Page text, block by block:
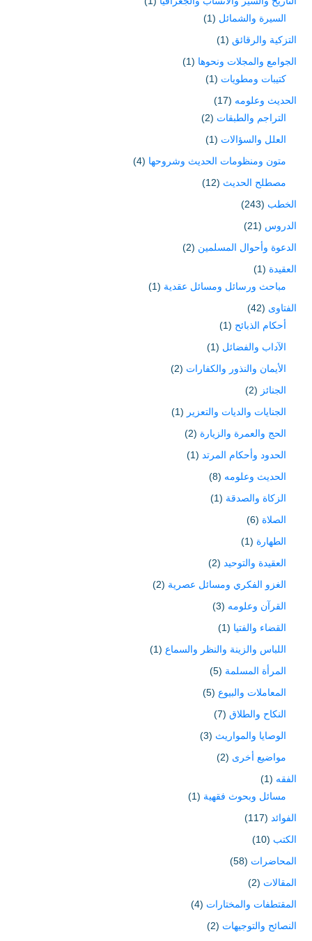
السيرة والشمائل (1)
التزكية والرقائق (1)
الجوامع والمجلات ونحوها (1)
كتيبات ومطويات (1)
الحديث وعلومه (17)
التراجم والطبقات (2)
العلل والسؤالات (1)
متون ومنظومات الحديث وشروحها (4)
مصطلح الحديث (12)
الخطب (243)
الدروس (21)
الدعوة وأحوال المسلمين (2)
العقيدة (1)
مباحث ورسائل ومسائل عقدية (1)
الفتاوى (42)
أحكام الذبائح (1)
الآداب والفضائل (1)
الأيمان والنذور والكفارات (2)
الجنائز (2)
الجنايات والديات والتعزير (1)
الحج والعمرة والزيارة (2)
الحدود وأحكام المرتد (1)
الحديث وعلومه (8)
الزكاة والصدقة (1)
الصلاة (6)
الطهارة (1)
العقيدة والتوحيد (2)
الغزو الفكري ومسائل عصرية (2)
القرآن وعلومه (3)
القضاء والفتيا (1)
اللباس والزينة والنظر والسماع (1)
المرأة المسلمة (5)
المعاملات والبيوع (5)
النكاح والطلاق (7)
الوصايا والمواريث (3)
مواضيع أخرى (2)
الفقه (1)
مسائل وبحوث فقهية (1)
الفوائد (117)
الكتب (10)
المحاضرات (58)
المقالات (2)
المقتطفات والمختارات (4)
النصائح والتوجيهات (2)